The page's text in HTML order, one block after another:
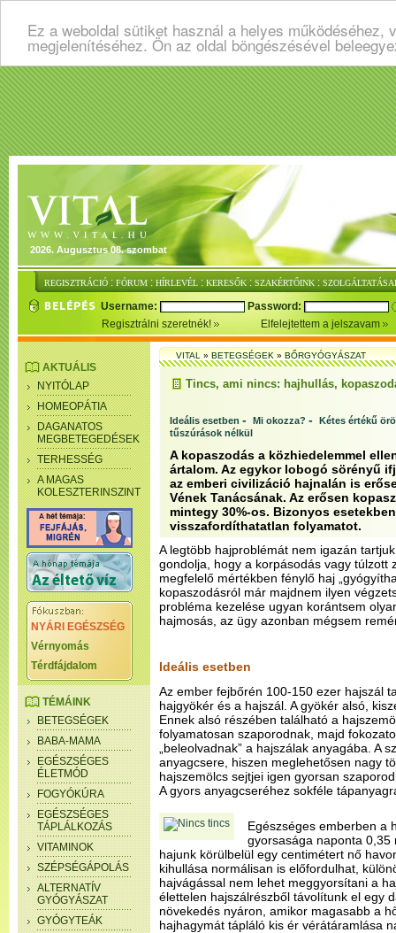
Ez a weboldal sütiket használ a helyes
megjelenítéséhez. Ön az oldal böngészésével
2026. Augusztus 08. szombat
REGISZTRÁCIÓ : FÓRUM : HÍRLEVÉL : KERESŐK : SZAKÉRTŐINK :
Username:
Password:
Regisztrálni szeretnék!
Elfelejtettem a jelszavam
AKTUÁLIS
NYITÓLAP
HOMEOPÁTIA
DAGANATOS
MEGBETEGEDÉSEK
TERHESSÉG
A MAGAS
KOLESZTERINSZINT
NYÁRI EGÉSZSÉG
Vérnyomás
Térdfájdalom
TÉMÁINK
BETEGSÉGEK
BABA-MAMA
EGÉSZSÉGES
ÉLETMÓD
FOGYÓKÚRA
EGÉSZSÉGES
TÁPLÁLKOZÁS
VITAMINOK
SZÉPSÉGÁPOLÁS
ALTERNATÍV
GYÓGYÁSZAT
GYÓGYTEÁK
VITAL»BETEGSÉGEK»BŐRGYÓGYÁSZAT
Tincs, ami nincs: hajhullás,
Ideális esetben - Mi okozza? - Kétes értékű
tűszúrások nélkül
A kopaszodás a közhiedelemmel
ártalom. Az egykor lobogó sörényű
az emberi civilizáció hajnalán is
Vének Tanácsának. Az erősen
mintegy 30%-os. Bizonyos
visszafordíthatatlan folyamatot.
A legtöbb hajproblémát nem igazán
gondolja, hogy a korpásodás vagy túlzott
megfelelő mértékben fénylő haj
kopaszodásról már majdnem ilyen
probléma kezelése ugyan korántsem
hajmosás, az ügy azonban mégsem
Ideális esetben
Az ember fejbőrén 100-150 ezer hajszál
hajgyökér és a hajszál. A gyökér alsó,
Ennek alsó részében található a
folyamatosan szaporodnak, majd
„beleolvadnak” a hajszálak anyagába. A
anyagcsere, hiszen meglehetősen nagy
hajszemölcs sejtjei igen gyorsan
A gyors anyagcseréhez sokféle
Egészséges emberben a
gyorsasága naponta 0,35
hajunk körülbelül egy centimétert nő
kihullása normálisan is előfordulhat,
hajvágással nem lehet meggyorsítani a
élettelen hajszálrészből távolítunk el egy
növekedés nyáron, amikor magasabb a
hajhagymát tápláló kis ér vérátáramlása